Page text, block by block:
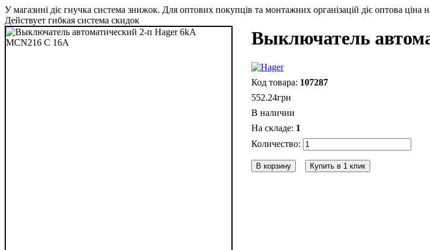
У магазині діє гнучка система знижок. Для оптових покупців та монтажних організацій діє оптова ціна
Действует гибкая система скидок
Выключатель
107287
552.24грн
В наличии
1
В корзину Купить в 1 клик